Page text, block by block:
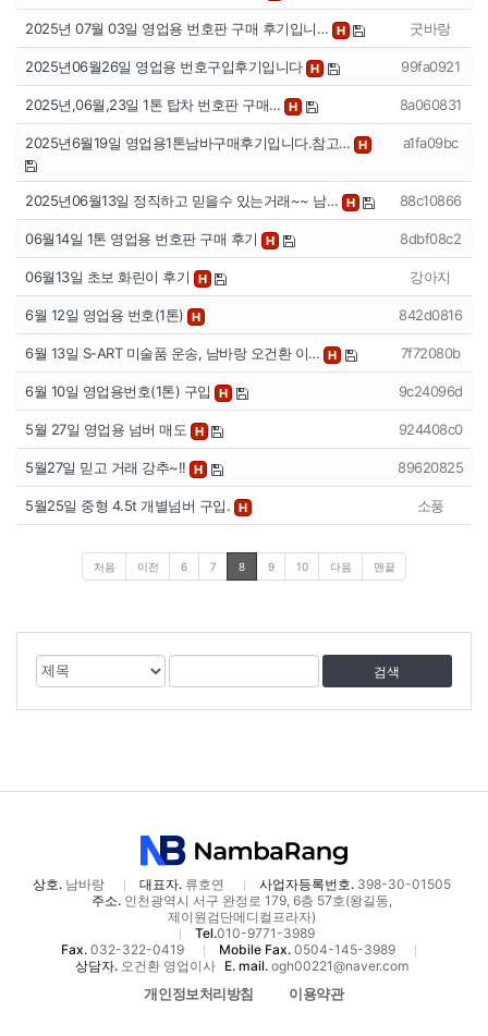
2025년 07월 03일 영업용 번호판 구매 후기입니… H 굿바랑
2025년06월26일 영업용 번호구입후기입니다 H 99fa0921
2025년,06월,23일 1톤 탑차 번호판 구매… H 8a060831
2025년6월19일 영업용1톤남바구매후기입니다.참고… H a1fa09bc
2025년06월13일 정직하고 믿을수 있는거래~~ 남… H 88c10866
06월14일 1톤 영업용 번호판 구매 후기 H 8dbf08c2
06월13일 초보 화린이 후기 H 강아지
6월 12일 영업용 번호(1톤) H 842d0816
6월 13일 S-ART 미술품 운송, 남바랑 오건환 이… H 7f72080b
6월 10일 영업용번호(1톤) 구입 H 9c24096d
5월 27일 영업용 넘버 매도 H 924408c0
5월27일 믿고 거래 강추~!! H 89620825
5월25일 중형 4.5t 개별넘버 구입. H 소풍
처음 이전 6 7 8 9 10 다음 맨끝
게
물
검
색
대
검
어
상호.남바랑 대표자.류호연 사업자등록번호.398-30-01505
주소.인천광역시 서구 완정로 179, 6층 57호(왕길동,
제이원검단메디컬프라자)
Tel.010-9771-3989
Fax. 032-322-0419 Mobile Fax. 0504-145-3989
상담자.오건환 영업이사 E. mail.ogh00221@naver.com
개인정보처리방침 이용약관